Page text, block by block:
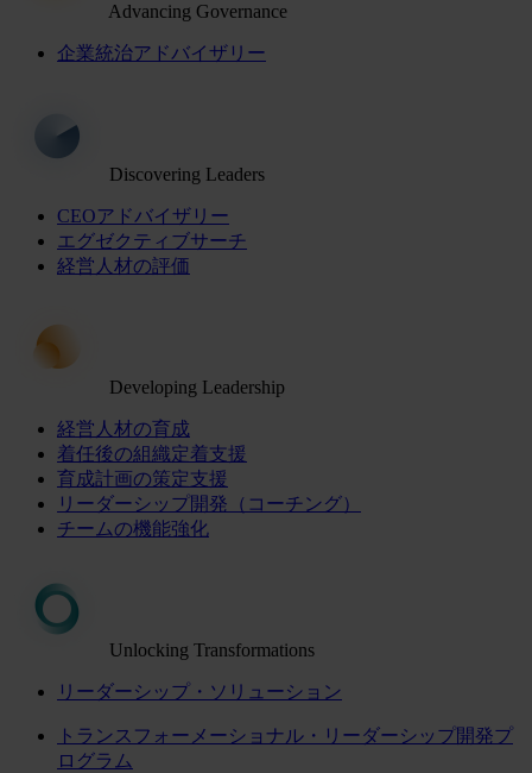
Advancing Governance
企業統治アドバイザリー
Discovering Leaders
CEOアドバイザリー
エグゼクティブサーチ
経営人材の評価
Developing Leadership
経営人材の育成
着任後の組織定着支援
育成計画の策定支援
リーダーシップ開発（コーチング）
チームの機能強化
Unlocking Transformations
リーダーシップ・ソリューション
トランスフォーメーショナル・リーダーシップ開発プ
ログラム